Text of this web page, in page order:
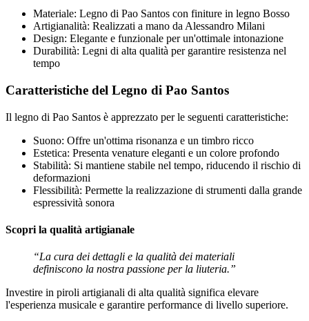
Materiale: Legno di Pao Santos con finiture in legno Bosso
Artigianalità: Realizzati a mano da Alessandro Milani
Design: Elegante e funzionale per un'ottimale intonazione
Durabilità: Legni di alta qualità per garantire resistenza nel
tempo
Caratteristiche del Legno di Pao Santos
Il legno di Pao Santos è apprezzato per le seguenti caratteristiche:
Suono: Offre un'ottima risonanza e un timbro ricco
Estetica: Presenta venature eleganti e un colore profondo
Stabilità: Si mantiene stabile nel tempo, riducendo il rischio di
deformazioni
Flessibilità: Permette la realizzazione di strumenti dalla grande
espressività sonora
Scopri la qualità artigianale
“La cura dei dettagli e la qualità dei materiali
definiscono la nostra passione per la liuteria.”
Investire in piroli artigianali di alta qualità significa elevare
l'esperienza musicale e garantire performance di livello superiore.